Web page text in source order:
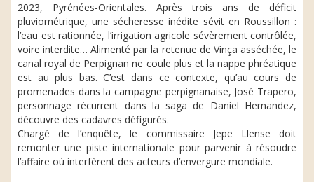
2023, Pyrénées-Orientales. Après trois ans de déficit
pluviométrique, une sécheresse inédite sévit en Roussillon :
l’eau est rationnée, l’irrigation agricole sévèrement contrôlée,
voire interdite… Alimenté par la retenue de Vinça asséchée, le
canal royal de Perpignan ne coule plus et la nappe phréatique
est au plus bas. C’est dans ce contexte, qu’au cours de
promenades dans la campagne perpignanaise, José Trapero,
personnage récurrent dans la saga de Daniel Hernandez,
découvre des cadavres défigurés.
Chargé de l’enquête, le commissaire Jepe Llense doit
remonter une piste internationale pour parvenir à résoudre
l’affaire où interfèrent des acteurs d’envergure mondiale.